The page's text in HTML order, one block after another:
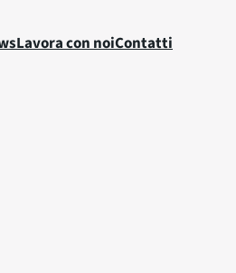
Lavora con noiContatti